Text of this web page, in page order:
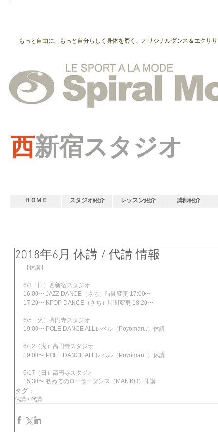
もっと自由に、もっと自分らしく身体を磨く、オリジナルダンス＆エクサ
西新宿スタジオ
ＨＯＭＥ スタジオ紹介 レッスン紹介 講師紹介
2018年6月 休講 / 代講 情報
【休講】
6/3（日）西新宿スタジオ
16:00〜 JAZZ DANCE（さち）時間変更 17:00〜
17:20〜 KPOP DANCE（さち）時間変更 18:20〜
6/5（火）高円寺スタジオ
19:00〜 POLE DANCE ALLレベル（Poyömaru.）休講
6/12（火）高円寺スタジオ
19:00〜 POLE DANCE ALLレベル（Poyömaru.）休講
6/17（日）高円寺スタジオ
15:30〜 初めてのローラーダンス（MAKIKO）休講
タグ：
休講 / 代講